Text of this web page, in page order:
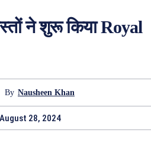
ने शुरू किया Royal
By Nausheen Khan
August 28, 2024